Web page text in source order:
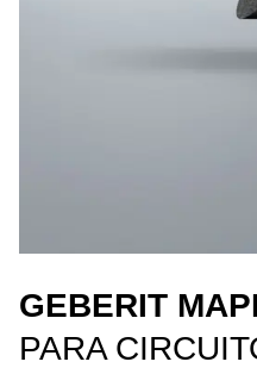
GEBERIT
PARA